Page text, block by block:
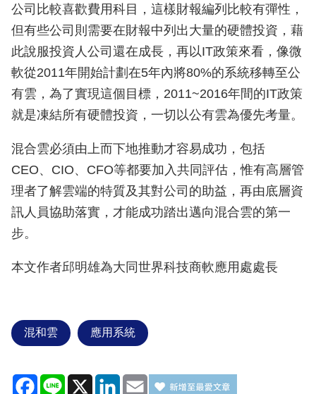
公司比較喜歡費用科目，這樣財報編列比較有彈性，
但有些公司則需要在財報中列出大量的硬體投資，藉
此說服投資人公司還在成長，再以IT政策來看，像微
軟從2011年開始計劃在5年內將80%的系統移轉至公
有雲，為了實現這個目標，2011~2016年間的IT政策
就是凍結所有硬體投資，一切以公有雲為優先考量。
混合雲必須由上而下地推動才容易成功，包括
CEO、CIO、CFO等都要加入共同評估，惟有高層管
理者了解雲端的特質及其對公司的助益，再由底層資
訊人員協助落實，才能成功踏出邁向混合雲的第一
步。
本文作者邱明雄為大同世界科技商軟應用處處長
混和雲 應用系統
Facebook
Line X LinkedIn
Email